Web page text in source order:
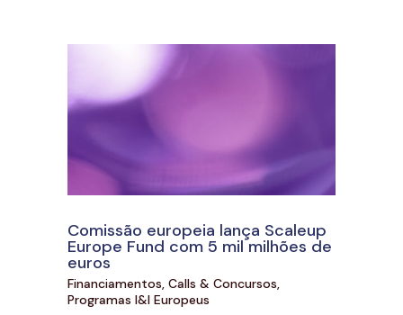
Comissão europeia lança Scaleup
Europe Fund com 5 mil milhões de
euros
Financiamentos, Calls & Concursos
Programas I&I Europeus